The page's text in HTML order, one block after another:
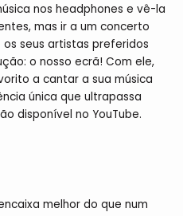
nos headphones e vê-la
mas ir a um concerto
seus artistas preferidos
o nosso ecrã! Com ele,
a cantar a sua música
única que ultrapassa
disponível no YouTube.
melhor do que num